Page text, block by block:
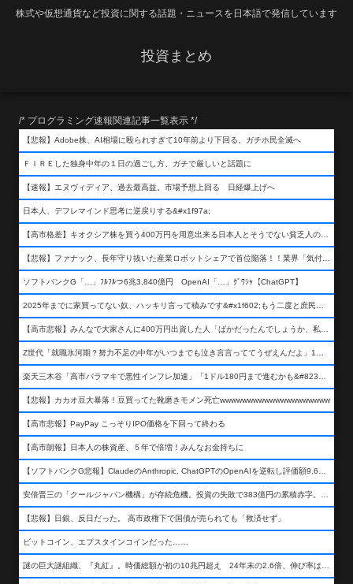
株式や仮想通貨など投資に関する話題・ニュースを日本語で発信しています
投資まとめ
/* プログラミング速報関連記事一覧表示 */
【悲報】Adobe株、AI相場に殴られすぎて10年前より下回る。ガチホ民全滅へ
ＦＩＲＥした独身中年の１日の過ごし方、ガチで厳しいと話題に
【速報】エヌヴィディア、過去最高益。市場予想上回る 日経爆上げへ
日本人、デフレマインド思考に逆戻りする&#x1f97a;
【高市格差】キオクシア株を買う400万円を用意出来る日本人とそうでない貧乏人の差が超広まるって事よ
【悲報】ファナック、長年守り抜いた産業ロボットシェアで首位陥落！！業界「気付いたら一気に抜かれていた…」
ソフトバンクG「…」ﾌﾙﾌﾙつ6兆3,840億円 OpenAI「…」ｸﾞﾜｼｬ【ChatGPT】
2025年までに家買ってない奴、ハッキリ言って積みです&#x1f602;もう二度と庶民が買える値段になりません&#x1f602;&#x1f602;&#x1f602;
【高市悲報】みんなで大家さんに400万円出資した人「ばかだったんでしょうか、私は&#x1f622;」
Z世代「就職氷河期？努力不足の中年がいつまでも泣き言言っててうぜえんだよ」1万いいね
楽天三木谷「高市バラマキで悪性インフレ加速」「1ドル180円まで進むかも&#8230;もう看過できない」
【悲報】カカオ豆大暴落！豆買ってた靴磨きモメン死亡wwwwwwwwwwwwwwwwwwww
【高市悲報】PayPay こっそりIPO価格を下回って終わる
【高市朗報】日本人の株資産、５年で倍増！みんなお金持ちに
【ソフトバンクG悲報】ClaudeのAnthropic, ChatGPTのOpenAIを逆転し評価額9,650億ドル (約154兆円) の世界一価値あるAI企業に……
安倍晋三の「クールジャパン機構」が存続危機。投資の失敗で383億円の累積赤字。2025年度決算も大赤字の可能性。責任の所在はウヤムヤ
【悲報】日銀、反日だった。 高市政権下で国債が売られても「救済せず」
ビットコイン、エプスタインコインだった……
謎の巨大謎組織、『丸紅』。時価総額が初の10兆円超え 24年末の2.6倍、伸び率は謎組織首位